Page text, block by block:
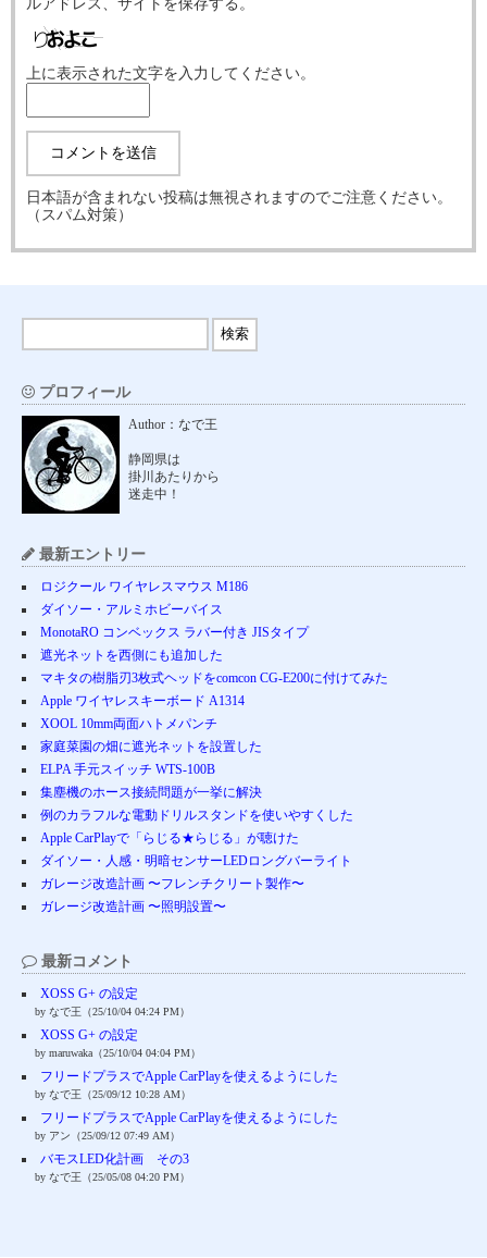
ルアドレス、サイトを保存する。
上に表示された文字を入力してください。
日本語が含まれない投稿は無視されますのでご注意ください。
（スパム対策）
プロフィール
Author：なで王
静岡県は
掛川あたりから
迷走中！
最新エントリー
ロジクール ワイヤレスマウス M186
ダイソー・アルミホビーバイス
MonotaRO コンベックス ラバー付き JISタイプ
遮光ネットを西側にも追加した
マキタの樹脂刃3枚式ヘッドをcomcon CG-E200に付けてみた
Apple ワイヤレスキーボード A1314
XOOL 10mm両面ハトメパンチ
家庭菜園の畑に遮光ネットを設置した
ELPA 手元スイッチ WTS-100B
集塵機のホース接続問題が一挙に解決
例のカラフルな電動ドリルスタンドを使いやすくした
Apple CarPlayで「らじる★らじる」が聴けた
ダイソー・人感・明暗センサーLEDロングバーライト
ガレージ改造計画 〜フレンチクリート製作〜
ガレージ改造計画 〜照明設置〜
最新コメント
XOSS G+ の設定
by なで王（25/10/04 04:24 PM）
XOSS G+ の設定
by maruwaka（25/10/04 04:04 PM）
フリードプラスでApple CarPlayを使えるようにした
by なで王（25/09/12 10:28 AM）
フリードプラスでApple CarPlayを使えるようにした
by アン（25/09/12 07:49 AM）
バモスLED化計画 その3
by なで王（25/05/08 04:20 PM）